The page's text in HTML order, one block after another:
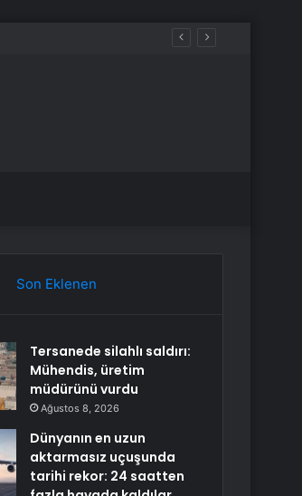
Son Eklenen
Tersanede silahlı saldırı:
Mühendis, üretim
müdürünü vurdu
Ağustos 8, 2026
Dünyanın en uzun
aktarmasız uçuşunda
tarihi rekor: 24 saatten